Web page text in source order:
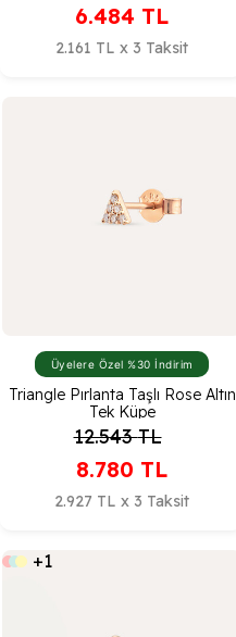
6.484 TL
2.161 TL x 3 Taksit
Üyelere Özel %30 İndirim
Triangle Pırlanta Taşlı Rose Altın
Tek Küpe
12.543TL
8.780 TL
2.927 TL x 3 Taksit
+1